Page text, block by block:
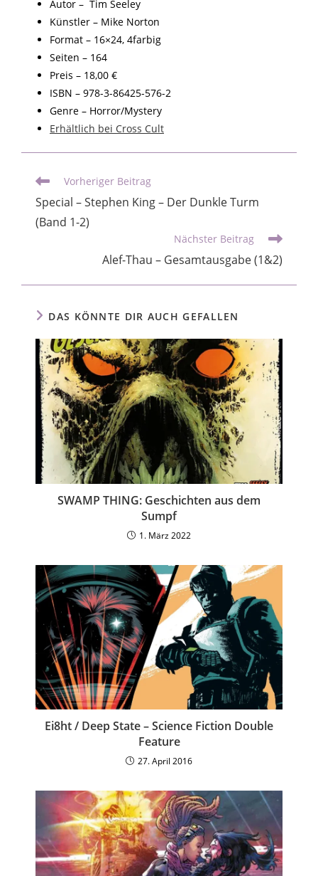
Autor – Tim Seeley
Künstler – Mike Norton
Format – 16×24, 4farbig
Seiten – 164
Preis – 18,00 €
ISBN – 978-3-86425-576-2
Genre – Horror/Mystery
Erhältlich bei Cross Cult
Vorheriger Beitrag
Special – Stephen King – Der Dunkle Turm
(Band 1-2)
Nächster Beitrag
Alef-Thau – Gesamtausgabe (1&2)
DAS KÖNNTE DIR AUCH GEFALLEN
SWAMP THING: Geschichten aus dem
Sumpf
1. März 2022
Ei8ht / Deep State – Science Fiction Double
Feature
27. April 2016